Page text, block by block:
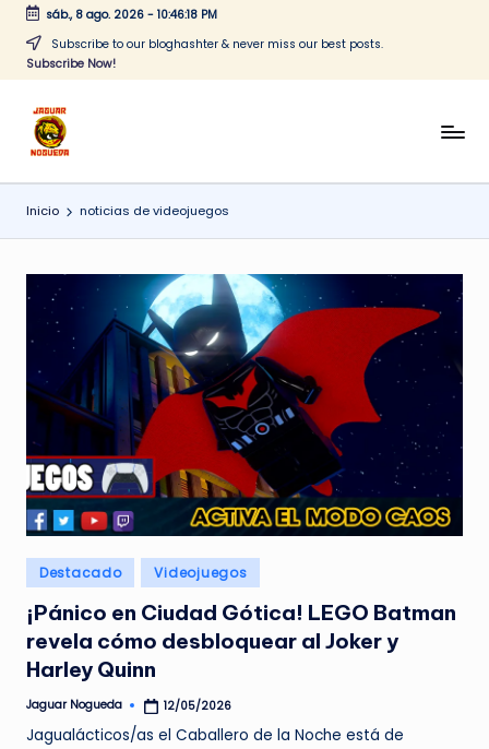
Saltar
sáb., 8 ago. 2026- 10:46:18 PM
Subscribe to our bloghashter & never miss our best posts.
Subscribe Now!
J
a
g
a
N
o
g
u
e
d
a
CONTENIDO
Inicio noticias de videojuegos
Publicado
en
Destacado Videojuegos
¡Pánico en Ciudad Gótica! LEGO Batman
revela cómo desbloquear al Joker y
Harley Quinn
Publicado
Jaguar Nogueda 12/05/2026
Jagualácticos/as el Caballero de la Noche está de